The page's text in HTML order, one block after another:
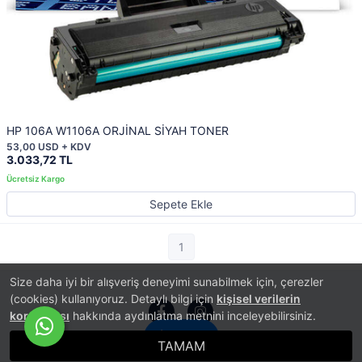
Size daha iyi bir alışveriş deneyimi sunabilmek için, çerezler
(cookies) kullanıyoruz. Detaylı bilgi için kişisel verilerin
korunması hakkında aydınlatma metnini inceleyebilirsiniz.
TAMAM
HP 106A W1106A ORJİNAL SİYAH TONER
3.033,72 TL
53,00 USD + KDV
Sepete Ekle
1
İletişim
E-Ticaret Sistemi